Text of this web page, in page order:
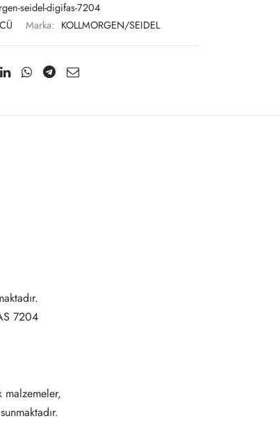
seidel-digifas-7204
Marka: KOLLMORGEN/SEIDEL
7204